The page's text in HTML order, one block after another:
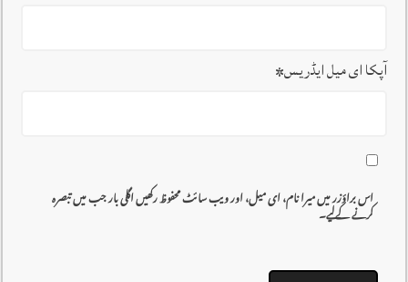
آپکا ای میل ایڈریس*
اس براؤزر میں میرا نام، ای میل، اور ویب سائٹ محفوظ رکھیں اگلی بار جب میں تبصرہ
کرنے کےلیے۔